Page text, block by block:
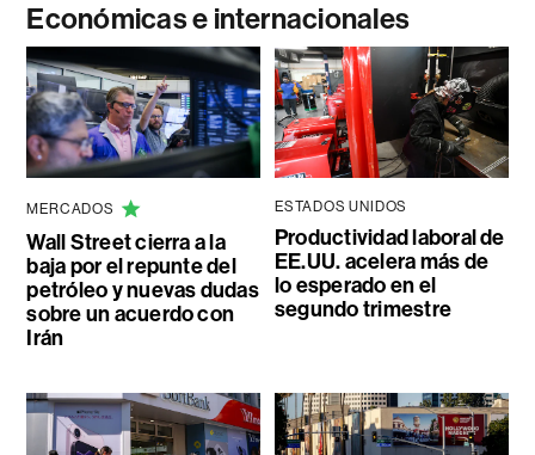
Económicas e internacionales
MERCADOS
Wall Street cierra a la
baja por el repunte del
petróleo y nuevas dudas
sobre un acuerdo con
Irán
ESTADOS UNIDOS
Productividad laboral de
EE.UU. acelera más de
lo esperado en el
segundo trimestre